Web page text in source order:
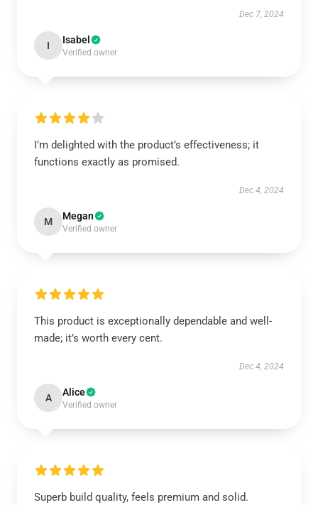
Dec 7, 2024
I Isabel
Verified owner
I’m delighted with the product’s effectiveness; it
functions exactly as promised.
Dec 4, 2024
M Megan
Verified owner
This product is exceptionally dependable and well-
made; it’s worth every cent.
Dec 4, 2024
A Alice
Verified owner
Superb build quality, feels premium and solid.